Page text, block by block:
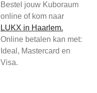
Bestel jouw Kuboraum
online of kom naar
LUKX in Haarlem.
Online betalen kan met:
Ideal, Mastercard en
Visa.